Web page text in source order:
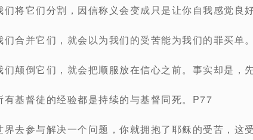
将它们分割，因信称义会变成只是让你自我感觉良好
合并它们，就会以为我们的受苦能为我们的罪买单。
颠倒它们，就会把顺服放在信心之前。事实却是，
基督徒的经验都是持续的与基督同死。P77
去参与解决一个问题，你就拥抱了耶稣的受苦，这